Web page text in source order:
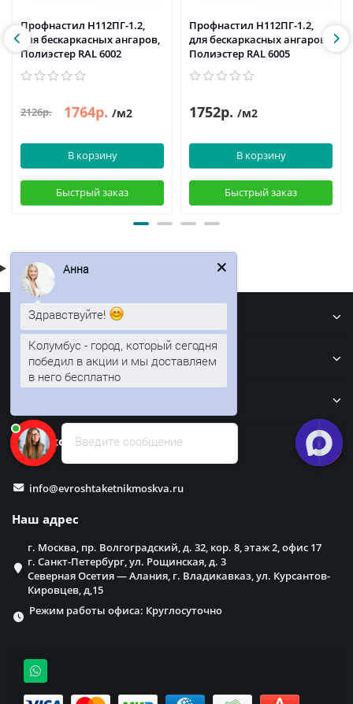
Профнастил H112ПГ-1.2,
для бескаркасных ангаров,
Полиэстер RAL 6002
2126р. 1764р. /м2
В корзину
Быстрый заказ
Профнастил H112ПГ-1.2,
для бескаркасных ангаров,
Полиэстер RAL 6005
1752р. /м2
В корзину
Быстрый заказ
Информация
Кровля
Наши контакты
info@evroshtaketnikmoskva.ru
Наш адрес
г. Москва, пр. Волгоградский, д. 32, кор. 8, этаж 2, офис 17
г. Санкт-Петербург, ул. Рощинская, д. 3
Северная Осетия — Алания, г. Владикавказ, ул. Курсантов-
Кировцев, д,15
Режим работы офиса: Круглосуточно
Введите сообщение
Здравствуйте!
Колумбус - город, который сегодня
победил в акции и мы доставляем
в него бесплатно